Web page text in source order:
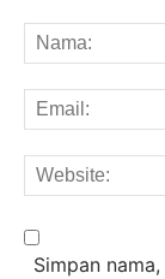
Simpan